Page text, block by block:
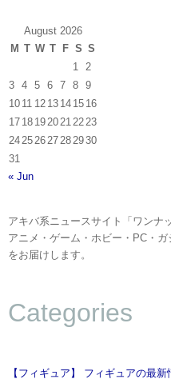
August 2026
M T W T F S S
1
2
3
4 5 6 7 8
9
10 11 12 13 14 15 16
17 18 19 20 21 22 23
24 25 26 27 28 2930
31
« Jun
アキバ系ニュースサイト「ワンナ
アニメ・ゲーム・ホビー・PC・
をお届けします。
Categories
【フィギュア】 フィギュアの最